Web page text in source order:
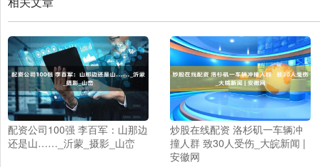
配资公司100强 李百军：山那边
还是山……_沂蒙_摄影_山峦
炒股在线配资 洛杉矶一车辆冲
撞人群 致30人受伤_大皖新闻 |
安徽网